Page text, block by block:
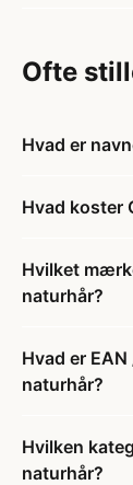
Ofte
Hvad er
Hvad koster
Hvilket
naturhår?
Hvad er
naturhår?
Hvilken
naturhår?